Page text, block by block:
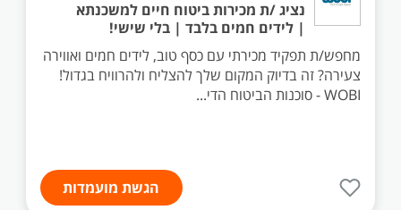
נציג /ת מכירות ביטוח חיים למשכנתא
| לידים חמים בלבד | בלי שישי!
מחפש/ת תפקיד מכירתי עם כסף טוב, לידים חמים ואווירה
צעירה? זה בדיוק המקום שלך להצליח ולהרוויח בגדול!
WOBI - סוכנות הביטוח הדי...
הגשת מועמדות